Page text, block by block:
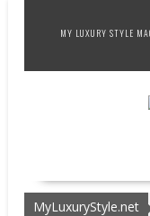
MY LUXURY STYLE
MyLuxuryStyle.net